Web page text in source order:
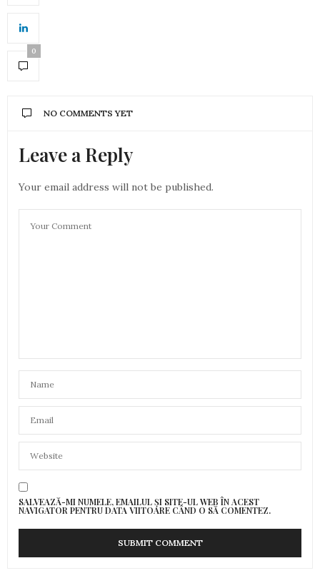
0
NO COMMENTS YET
Leave a Reply
Your email address will not be published.
SALVEAZĂ-MI NUMELE, EMAILUL ȘI SITE-UL WEB ÎN ACEST
NAVIGATOR PENTRU DATA VIITOARE CÂND O SĂ COMENTEZ.